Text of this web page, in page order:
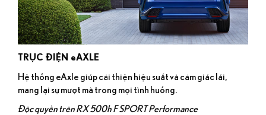
TRỤC ĐIỆN eAXLE
Hệ thống eAxle giúp cải thiện hiệu suất và cảm giác lái,
mang lại sự mượt mà trong mọi tình huống.
Độc quyền trên RX 500h F SPORT Performance